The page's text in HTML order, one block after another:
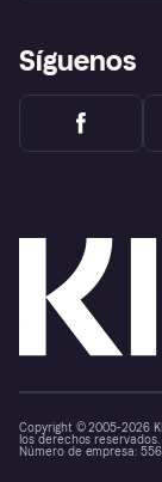
Síguenos
Copyright © 2005-2026
los derechos reservados.
Número de empresa: